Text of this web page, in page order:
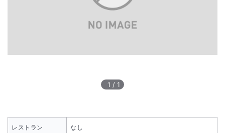
1 / 1
レストラン なし